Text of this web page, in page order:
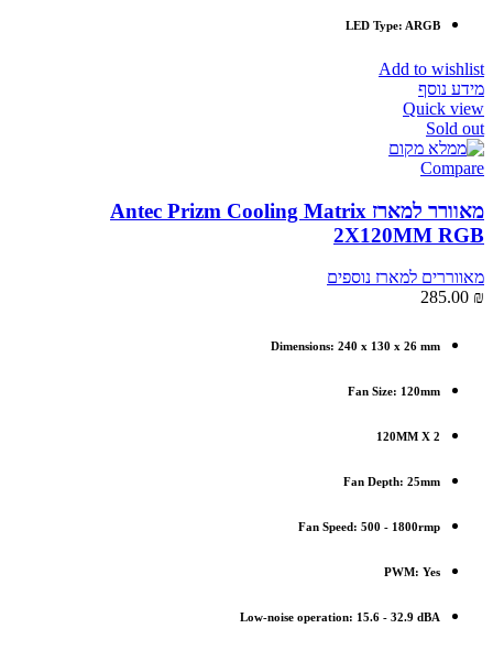
LED Type: ARGB
Add to wishlist
מידע נוסף
Quick view
Sold out
Compare
מאוורר למארז Antec Prizm Cooling Matrix
2X120MM RGB
מאווררים למארז נוספים
285.00 ₪
Dimensions: 240 x 130 x 26 mm
Fan Size: 120mm
120MM X 2
Fan Depth: 25mm
Fan Speed: 500 - 1800rmp
PWM: Yes
Low-noise operation: 15.6 - 32.9 dBA